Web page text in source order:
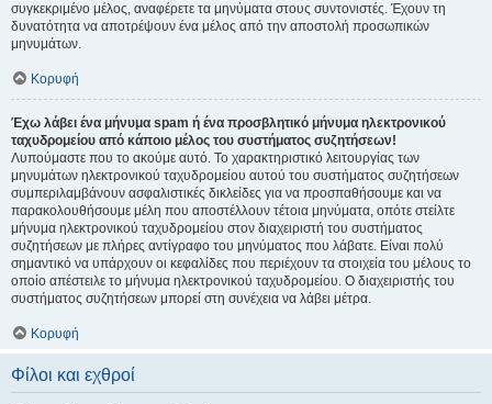
συγκεκριμένο μέλος, αναφέρετε τα μηνύματα στους συντονιστές. Έχουν τη
δυνατότητα να αποτρέψουν ένα μέλος από την αποστολή προσωπικών
μηνυμάτων.
Κορυφή
Έχω λάβει ένα μήνυμα spam ή ένα προσβλητικό μήνυμα ηλεκτρονικού
ταχυδρομείου από κάποιο μέλος του συστήματος συζητήσεων!
Λυπούμαστε που το ακούμε αυτό. Το χαρακτηριστικό λειτουργίας των
μηνυμάτων ηλεκτρονικού ταχυδρομείου αυτού του συστήματος συζητήσεων
συμπεριλαμβάνουν ασφαλιστικές δικλείδες για να προσπαθήσουμε και να
παρακολουθήσουμε μέλη που αποστέλλουν τέτοια μηνύματα, οπότε στείλτε
μήνυμα ηλεκτρονικού ταχυδρομείου στον διαχειριστή του συστήματος
συζητήσεων με πλήρες αντίγραφο του μηνύματος που λάβατε. Είναι πολύ
σημαντικό να υπάρχουν οι κεφαλίδες που περιέχουν τα στοιχεία του μέλους το
οποίο απέστειλε το μήνυμα ηλεκτρονικού ταχυδρομείου. Ο διαχειριστής του
συστήματος συζητήσεων μπορεί στη συνέχεια να λάβει μέτρα.
Κορυφή
Φίλοι και εχθροί